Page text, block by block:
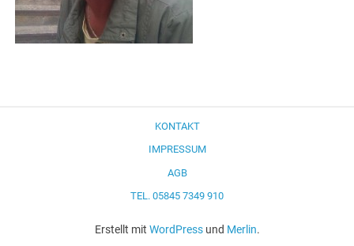
KONTAKT
IMPRESSUM
AGB
TEL. 05845 7349 910
Erstellt mit WordPressund Merlin.